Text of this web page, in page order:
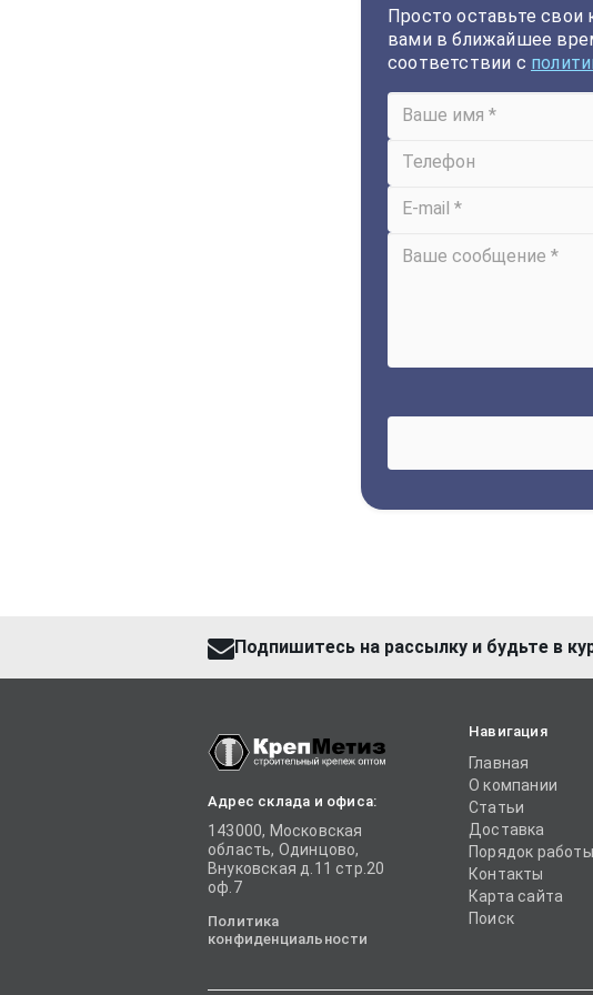
Просто оставьте
вами в ближайшее
соответствии с
Подпишитесь на рассылку и будьте в
Адрес склада и офиса:
143000, Московская
область, Одинцово,
Внуковская д.11 стр.20
оф.7
Политика
конфиденциальности
Навигация
Главная
О компании
Статьи
Доставка
Порядок работы
Контакты
Карта сайта
Поиск